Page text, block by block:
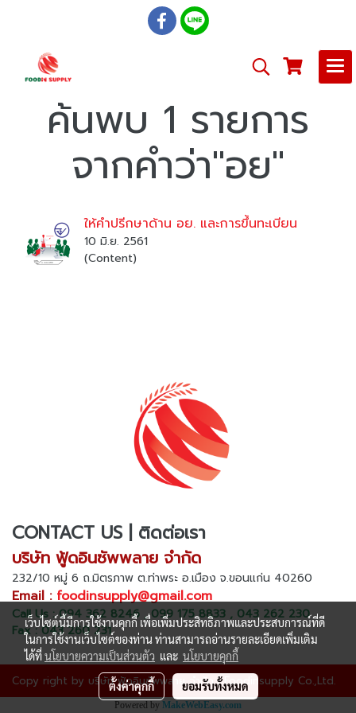
ค้นพบ 1 รายการ
จากคำว่า"อย"
ให้คำปรีกษาด้าน อย. และการขึ้นทะเบียน
10 มิ.ย. 2561
(Content)
CONTACT US | ติดต่อเรา
บริษัท ฟู้ดอินซัพพลาย จำกัด
232/10 หมู่ 6 ถ.มิตรภาพ ต.ท่าพระ อ.เมือง จ.ขอนแก่น 40260
Email : foodinsupply@gmail.com
Call Us : 094 362 8246 , 099 175 8833 , 043 262 230
Fax : 043 260 231
Copy right by บริษัท ฟู้ดอินซัพพลาย จำกัด | Foodinsupply Co.,Ltd.
Powered by MakeWebEasy.com
เว็บไซต์นี้มีการใช้งานคุกกี้ เพื่อเพิ่มประสิทธิภาพและประสบการณ์ที่ดี
ในการใช้งานเว็บไซต์ของท่าน ท่านสามารถอ่านรายละเอียดเพิ่มเติม
ได้ที่นโยบายความเป็นส่วนตัว และ นโยบายคุกกี้
ตั้งค่าคุกกี้ ยอมรับทั้งหมด